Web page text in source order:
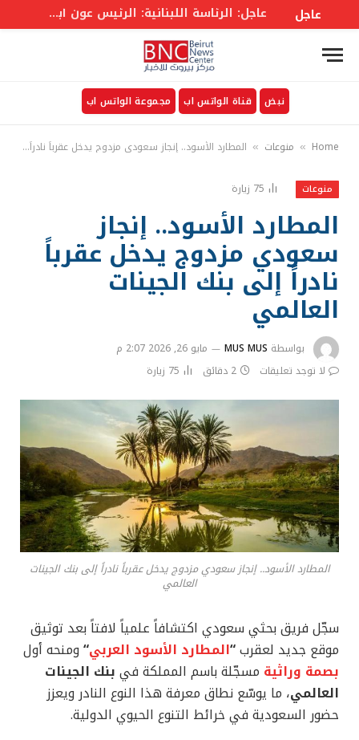
عاجل عاجل: وزير الخزانة الأمريكي: ربما نشهد اليوم أو غدا اتفاقا يفتح مضيق هرمز من 30 لـ60 يوما وحينها ستنخفض أسعار الطاقة
نبض قناة الواتس اب مجموعة الواتس اب
Home
» منوعات » المطارد الأسود.. إنجاز سعودي مزدوج يدخل عقرباً نادراً إلى بنك الجينات العالمي
منوعات 75 زيارة
المطارد الأسود.. إنجاز
سعودي مزدوج يدخل عقرباً
نادراً إلى بنك الجينات
العالمي
بواسطة MUS MUS
مايو 26, 2026 2:07 م
لا توجد تعليقات
2 دقائق 75 زيارة
المطارد الأسود.. إنجاز سعودي مزدوج يدخل عقرباً نادراً إلى بنك الجينات
العالمي
سجّل فريق بحثي سعودي اكتشافاً علمياً لافتاً بعد توثيق
موقع جديد لعقرب“المطارد الأسود العربي“ ومنحه أول
بصمة وراثية مسجّلة باسم المملكة في بنك الجينات
العالمي، ما يوسّع نطاق معرفة هذا النوع النادر ويعزز
حضور السعودية في خرائط التنوع الحيوي الدولية.